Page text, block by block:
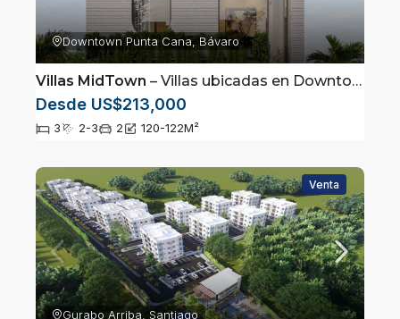
Downtown Punta Cana, Bávaro
Villas MidTown – Villas ubicadas en Downtown, Punta Cana
Desde US$213,000
3 2-3 2 120-122M²
Venta
Gurabo Arriba, Santiago